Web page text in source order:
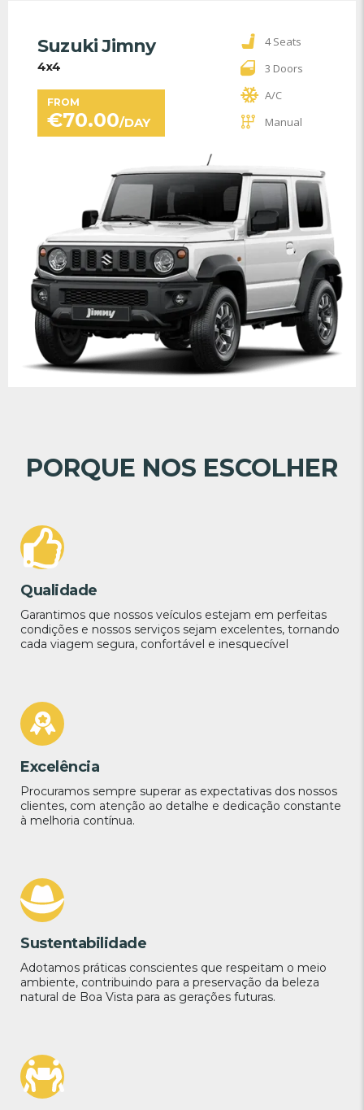
Suzuki Jimny
4x4
FROM
€70.00/DAY
4 Seats
3 Doors
A/C
Manual
PORQUE NOS ESCOLHER
Qualidade
Garantimos que nossos veículos estejam em perfeitas
condições e nossos serviços sejam excelentes, tornando
cada viagem segura, confortável e inesquecível
Excelência
Procuramos sempre superar as expectativas dos nossos
clientes, com atenção ao detalhe e dedicação constante
à melhoria contínua.
Sustentabilidade
Adotamos práticas conscientes que respeitam o meio
ambiente, contribuindo para a preservação da beleza
natural de Boa Vista para as gerações futuras.